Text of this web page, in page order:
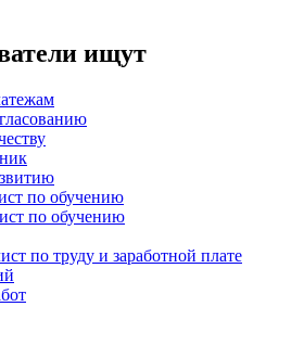
ищут
по обучению
по обучению
по труду и заработной плате